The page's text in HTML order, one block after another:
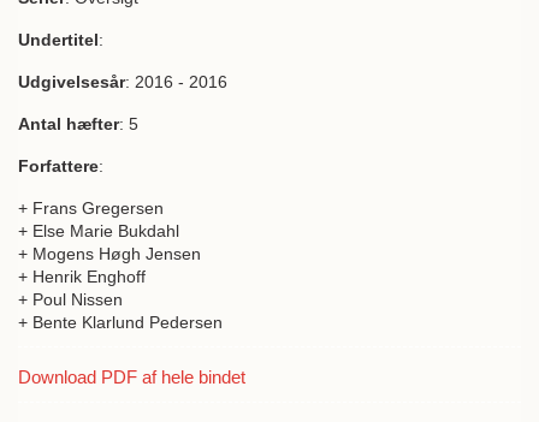
Undertitel:
Udgivelsesår: 2016 - 2016
Antal hæfter: 5
Forfattere:
+ Frans Gregersen
+ Else Marie Bukdahl
+ Mogens Høgh Jensen
+ Henrik Enghoff
+ Poul Nissen
+ Bente Klarlund Pedersen
Download PDF af hele bindet